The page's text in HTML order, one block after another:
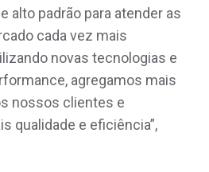
alto padrão para atender as
cada vez mais
novas tecnologias e
agregamos mais
nossos clientes e
qualidade e eficiência”,